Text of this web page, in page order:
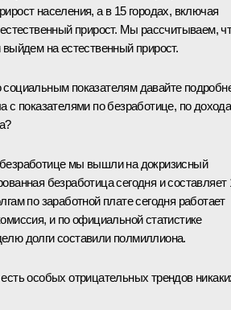
населения, а в 15 городах, включая
естественный прирост. Мы рассчитываем,
выйдем на естественный прирост.
социальным показателям давайте
с показателями по безработице, по
мы вышли на докризисный
безработица сегодня и составляет
по заработной плате сегодня работает
и по официальной статистике
долги составили полмиллиона.
особых отрицательных трендов